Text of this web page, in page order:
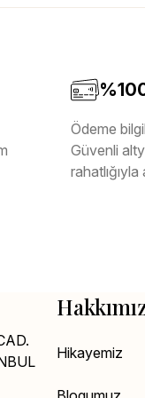
Ödeme
Güvenli
rahatlığıyla
Hikayemiz